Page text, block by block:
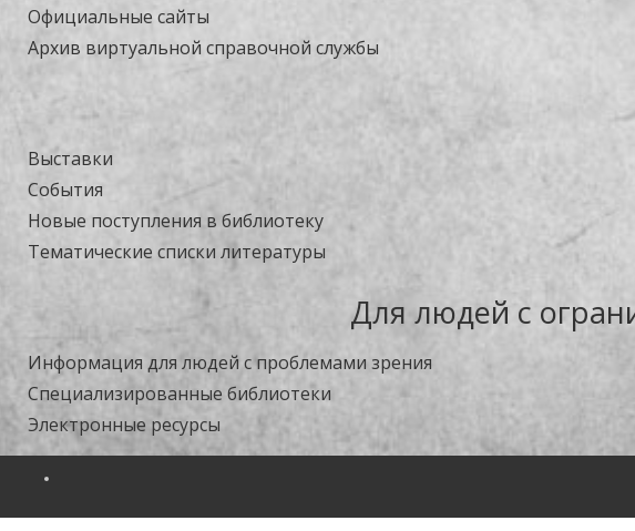
Официальные сайты
Архив виртуальной справочной службы
Выставки
События
Новые поступления в библиотеку
Тематические списки литературы
Для людей с
Информация для людей с проблемами зрения
Специализированные библиотеки
Электронные ресурсы